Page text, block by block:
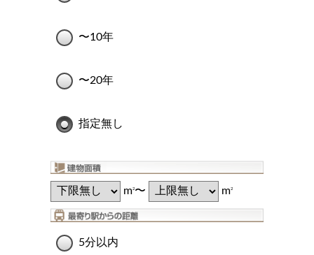
〜10年
〜20年
指定無し
m2〜 m2
5分以内